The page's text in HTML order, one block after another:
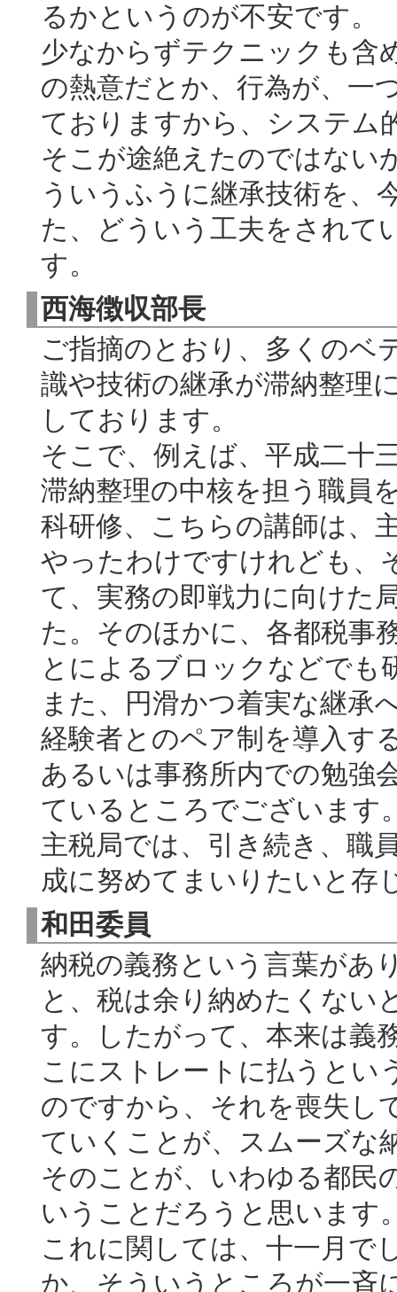
るかというのが不安です。
少なからずテクニックも含
の熱意だとか、行為が、一
ておりますから、システム
そこが途絶えたのではない
ういうふうに継承技術を、
た、どういう工夫をされて
す。
西海徴収部長
ご指摘のとおり、多くのベ
識や技術の継承が滞納整理
しております。
そこで、例えば、平成二十
滞納整理の中核を担う職員
科研修、こちらの講師は、
やったわけですけれども、
て、実務の即戦力に向けた
た。そのほかに、各都税事
とによるブロックなどでも
また、円滑かつ着実な継承
経験者とのペア制を導入す
あるいは事務所内での勉強
ているところでございます
主税局では、引き続き、職
成に努めてまいりたいと存
和田委員
納税の義務という言葉があ
と、税は余り納めたくない
す。したがって、本来は義
こにストレートに払うとい
のですから、それを喪失し
ていくことが、スムーズな
そのことが、いわゆる都民
いうことだろうと思います
これに関しては、十一月で
か、そういうところが一斉